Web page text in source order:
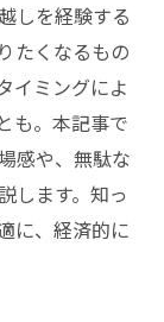
しを経験する
たくなるもの
イミングによ
も。本記事で
感や、無駄な
します。知っ
に、経済的に